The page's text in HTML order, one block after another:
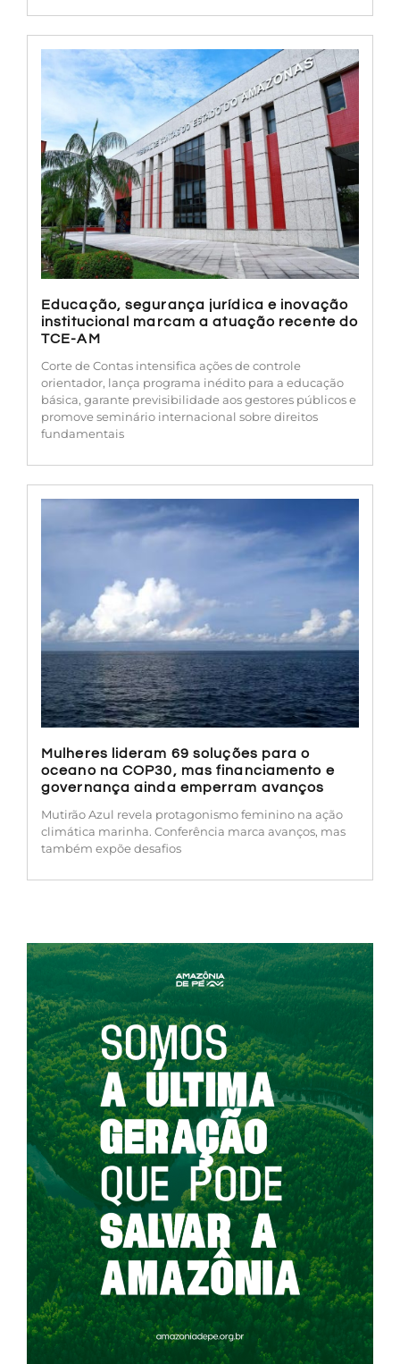
Educação, segurança jurídica e inovação
institucional marcam a atuação recente do
TCE-AM
Corte de Contas intensifica ações de controle
orientador, lança programa inédito para a educação
básica, garante previsibilidade aos gestores públicos e
promove seminário internacional sobre direitos
fundamentais
Mulheres lideram 69 soluções para o
oceano na COP30, mas financiamento e
governança ainda emperram avanços
Mutirão Azul revela protagonismo feminino na ação
climática marinha. Conferência marca avanços, mas
também expõe desafios